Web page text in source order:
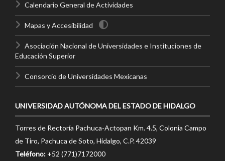
Calendario General de Actividades
Mapas y Accesibilidad
Asociación Nacional de Universidades e Instituciones de
Educación Superior
Consorcio de Universidades Mexicanas
UNIVERSIDAD AUTÓNOMA DEL ESTADO DE HIDALGO
Torres de Rectoría Pachuca-Actopan Km. 4.5, Colonia Campo
de Tiro, Pachuca de Soto, Hidalgo, C.P. 42039
Teléfono: +52 (771)7172000